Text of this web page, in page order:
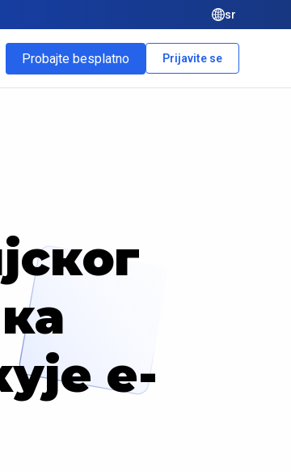
sr
Probajte besplatno Prijavite se
е-